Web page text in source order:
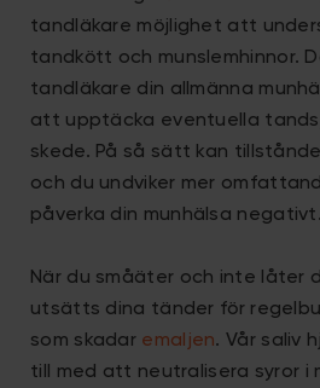
tandläkare möjlighet att
tandkött och munslemhinnor.
tandläkare din allmänna
att upptäcka eventuella
skede. På så sätt kan
och du undviker mer
påverka din munhälsa negativt.
När du småäter och inte låter
utsätts dina tänder för
som skadar emaljen. Vår saliv
till med att neutralisera syror i